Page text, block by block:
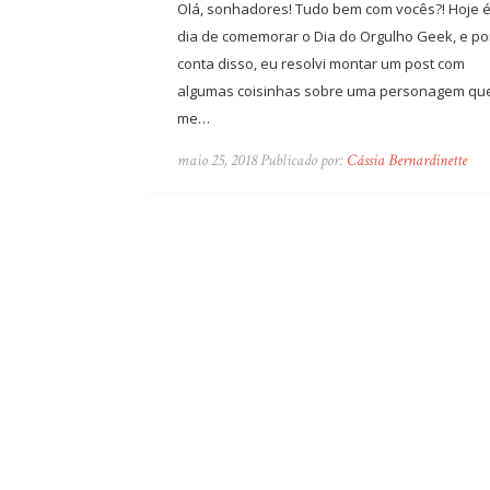
Olá, sonhadores! Tudo bem com vocês?! Hoje é
dia de comemorar o Dia do Orgulho Geek, e
conta disso, eu resolvi montar um post com
algumas coisinhas sobre uma personagem
me…
maio 25, 2018 Publicado por: Cássia Bernardinette